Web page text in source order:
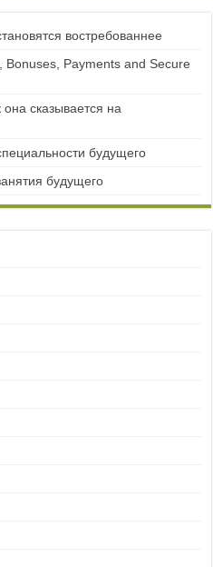
востребованнее
Payments and Secure
она сказывается на
будущего
будущего